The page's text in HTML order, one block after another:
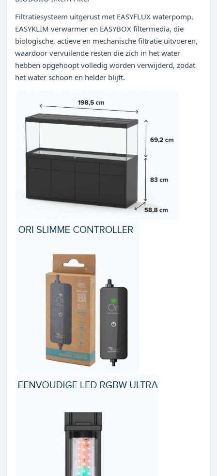
Filtratiesysteem uitgerust met EASYFLUX waterpomp,
EASYKLIM verwarmer en EASYBOX filtermedia, die
biologische, actieve en mechanische filtratie uitvoeren,
waardoor vervuilende resten die zich in het water
hebben opgehoopt volledig worden verwijderd, zodat
het water schoon en helder blijft.